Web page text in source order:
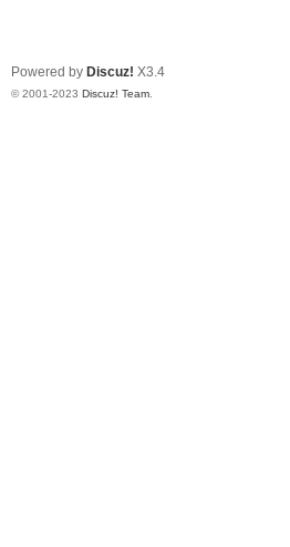
Powered by Discuz! X3.4
© 2001-2023 Discuz! Team